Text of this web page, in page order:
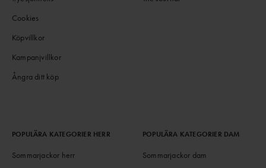
Cookies
Köpvillkor
Kampanjvillkor
Ångra ditt köp
POPULÄRA KATEGORIER HERR
Sommarjackor herr
POPULÄRA KATEGORIER DAM
Sommarjackor dam